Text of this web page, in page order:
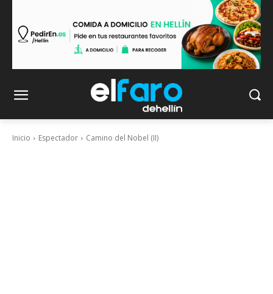
Inicio Espectador Camino del Nobel (II)